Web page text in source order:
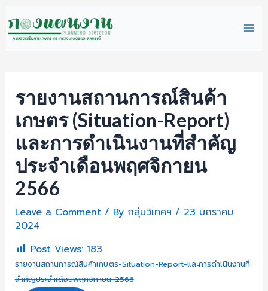
to
content
รายงานสถานการณ์สินค้า
เกษตร (Situation-Report)
และการดำเนินงานที่สำคัญ
ประจำเดือนพฤศจิกายน
2566
Leave a Comment / By กลุ่มวิเทศฯ / 23 มกราคม
2024
Post Views: 183
รายงานสถานการณ์สินค้าเกษตร-Situation-Report-และการดำเนินงานที่
สำคัญประจำเดือนพฤศจิกายน-2566